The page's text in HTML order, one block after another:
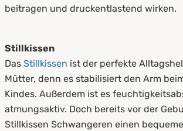
beitragen und druckentlastend wirken.
Stillkissen
Das Stillkissen ist der perfekte
Mütter, denn es stabilisiert den Arm
Kindes. Außerdem ist es
atmungsaktiv. Doch bereits vor der
Stillkissen Schwangeren einen